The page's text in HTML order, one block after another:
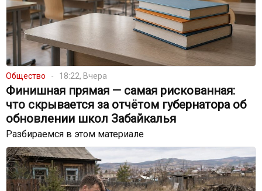
Общество 18:22, Вчера
Финишная прямая — самая рискованная:
что скрывается за отчётом губернатора об
обновлении школ Забайкалья
Разбираемся в этом материале